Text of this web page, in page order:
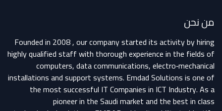
من نحن
Founded in 2008 , our company started its activity by hiring
highly qualified staff with thorough experience in the fields of
computers, data communications, electro‐mechanical
installations and support systems. Emdad Solutions is one of
the most successful IT Companies in ICT Industry. As a
pioneer in the Saudi market and the best in class